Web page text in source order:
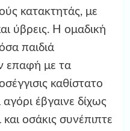
κατακτητάς, με
ύβρεις. Η ομαδική
παιδιά
επαφή με τα
καθίστατο
έβγαινε δίχως
οσάκις συνέπιπτε